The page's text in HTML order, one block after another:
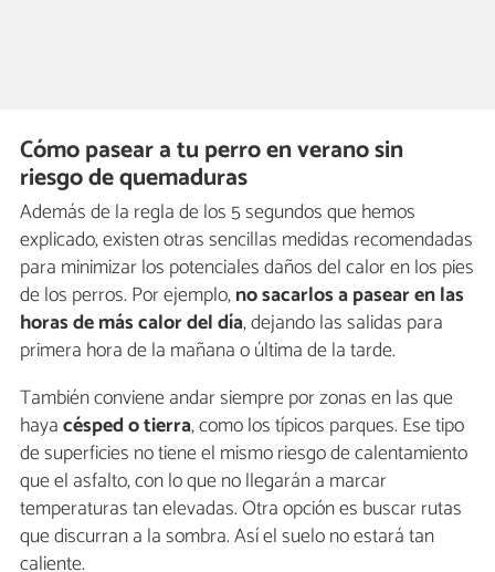
Cómo pasear a tu perro en verano sin
riesgo de quemaduras
Además de la regla de los 5 segundos que hemos
explicado, existen otras sencillas medidas recomendadas
para minimizar los potenciales daños del calor en los pies
de los perros. Por ejemplo,no sacarlos a pasear en las
horas de más calor del día, dejando las salidas para
primera hora de la mañana o última de la tarde.
También conviene andar siempre por zonas en las que
hayacésped o tierra, como los típicos parques. Ese tipo
de superficies no tiene el mismo riesgo de calentamiento
que el asfalto, con lo que no llegarán a marcar
temperaturas tan elevadas. Otra opción es buscar rutas
que discurran a la sombra. Así el suelo no estará tan
caliente.